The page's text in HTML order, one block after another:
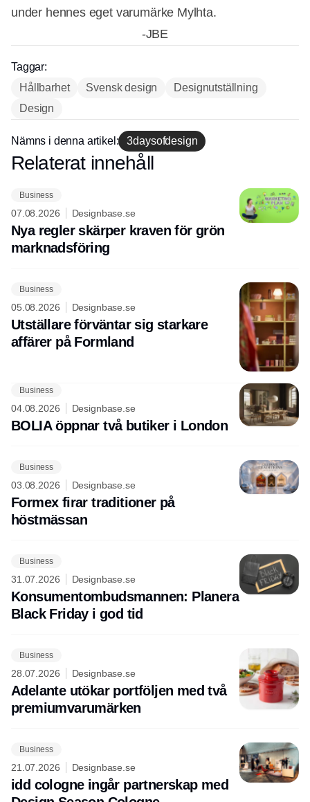
under hennes eget varumärke Mylhta.
Annons
-JBE
Taggar:
Hållbarhet
Svensk design
Designutställning
Design
Nämns i denna artikel: 3daysofdesign
Annons
Relaterat innehåll
Business
07.08.2026 Designbase.se
Nya regler skärper kraven för grön
marknadsföring
Business
05.08.2026 Designbase.se
Utställare förväntar sig starkare
affärer på Formland
Business
04.08.2026 Designbase.se
BOLIA öppnar två butiker i London
Business
03.08.2026 Designbase.se
Formex firar traditioner på
höstmässan
Business
31.07.2026 Designbase.se
Konsumentombudsmannen: Planera
Black Friday i god tid
Business
28.07.2026 Designbase.se
Adelante utökar portföljen med två
premiumvarumärken
Business
21.07.2026 Designbase.se
idd cologne ingår partnerskap med